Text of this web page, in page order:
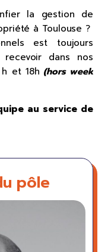
la gestion de
à Toulouse ?
est toujours
dans nos
et 18h (hors week
au service de
pôle